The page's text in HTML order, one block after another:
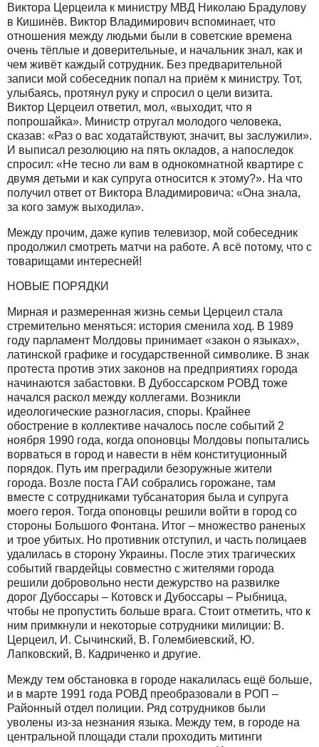
Виктора Церцеила к министру МВД Николаю Брадулову
в Кишинёв. Виктор Владимирович вспоминает, что
отношения между людьми были в советские времена
очень тёплые и доверительные, и начальник знал, как и
чем живёт каждый сотрудник. Без предварительной
записи мой собеседник попал на приём к министру. Тот,
улыбаясь, протянул руку и спросил о цели визита.
Виктор Церцеил ответил, мол, «выходит, что я
попрошайка». Министр отругал молодого человека,
сказав: «Раз о вас ходатайствуют, значит, вы заслужили».
И выписал резолюцию на пять окладов, а напоследок
спросил: «Не тесно ли вам в однокомнатной квартире с
двумя детьми и как супруга относится к этому?». На что
получил ответ от Виктора Владимировича: «Она знала,
за кого замуж выходила».
Между прочим, даже купив телевизор, мой собеседник
продолжил смотреть матчи на работе. А всё потому, что с
товарищами интересней!
НОВЫЕ ПОРЯДКИ
Мирная и размеренная жизнь семьи Церцеил стала
стремительно меняться: история сменила ход. В 1989
году парламент Молдовы принимает «закон о языках»,
латинской графике и государственной символике. В знак
протеста против этих законов на предприятиях города
начинаются забастовки. В Дубоссарском РОВД тоже
начался раскол между коллегами. Возникли
идеологические разногласия, споры. Крайнее
обострение в коллективе началось после событий 2
ноября 1990 года, когда опоновцы Молдовы попытались
ворваться в город и навести в нём конституционный
порядок. Путь им преградили безоружные жители
города. Возле поста ГАИ собрались горожане, там
вместе с сотрудниками тубсанатория была и супруга
моего героя. Тогда опоновцы решили войти в город со
стороны Большого Фонтана. Итог – множество раненых
и трое убитых. Но противник отступил, и часть полицаев
удалилась в сторону Украины. После этих трагических
событий гвардейцы совместно с жителями города
решили добровольно нести дежурство на развилке
дорог Дубоссары – Котовск и Дубоссары – Рыбница,
чтобы не пропустить больше врага. Стоит отметить, что к
ним примкнули и некоторые сотрудники милиции: В.
Церцеил, И. Сычинский, В. Голембиевский, Ю.
Лапковский, В. Кадриченко и другие.
Между тем обстановка в городе накалилась ещё больше,
и в марте 1991 года РОВД преобразовали в РОП –
Районный отдел полиции. Ряд сотрудников были
уволены из-за незнания языка. Между тем, в городе на
центральной площади стали проходить митинги